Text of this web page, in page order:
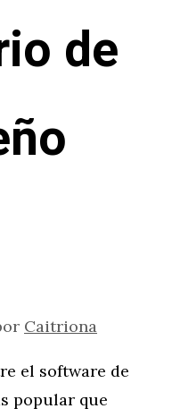
de
Caitriona
el software de
popular que